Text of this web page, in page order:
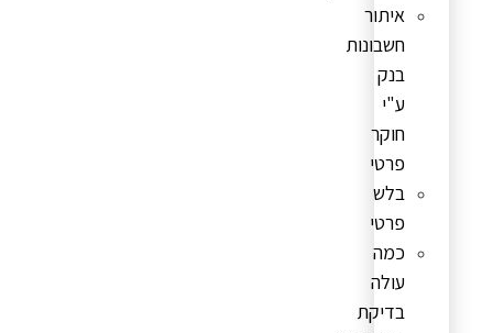
איתור
חשבונות
בנק
ע"י
חוקר
פרטי
בלש
פרטי
כמה
עולה
בדיקת